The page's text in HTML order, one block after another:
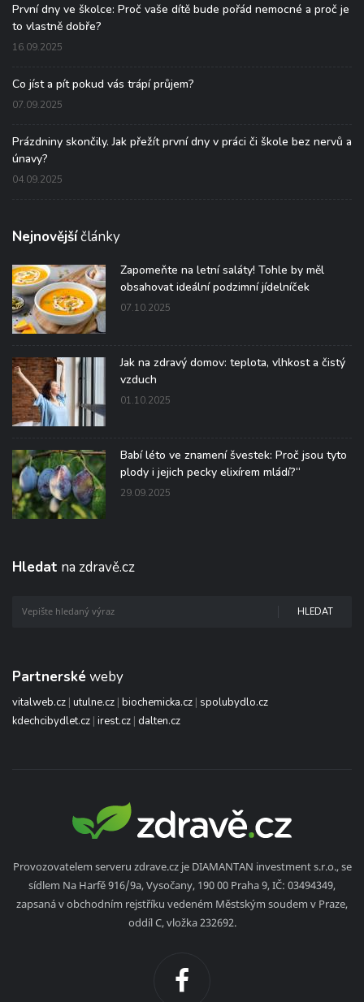
První dny ve školce: Proč vaše dítě bude pořád nemocné a proč je
to vlastně dobře?
16.09.2025
Co jíst a pít pokud vás trápí průjem?
07.09.2025
Prázdniny skončily. Jak přežít první dny v práci či škole bez nervů a
únavy?
04.09.2025
Nejnovějšíčlánky
Zapomeňte na letní saláty! Tohle by měl
obsahovat ideální podzimní jídelníček
07.10.2025
Jak na zdravý domov: teplota, vlhkost a čistý
vzduch
01.10.2025
Babí léto ve znamení švestek: Proč jsou tyto
plody i jejich pecky elixírem mládí?“
29.09.2025
Hledat na zdravě.cz
HLEDAT
Partnerské weby
vitalweb.cz | utulne.cz | biochemicka.cz | spolubydlo.cz
kdechcibydlet.cz | irest.cz | dalten.cz
Provozovatelem serveru zdrave.cz je DIAMANTAN investment s.r.o., se
sídlem Na Harfě 916/9a, Vysočany, 190 00 Praha 9, IČ: 03494349,
zapsaná v obchodním rejstříku vedeném Městským soudem v Praze,
oddíl C, vložka 232692.